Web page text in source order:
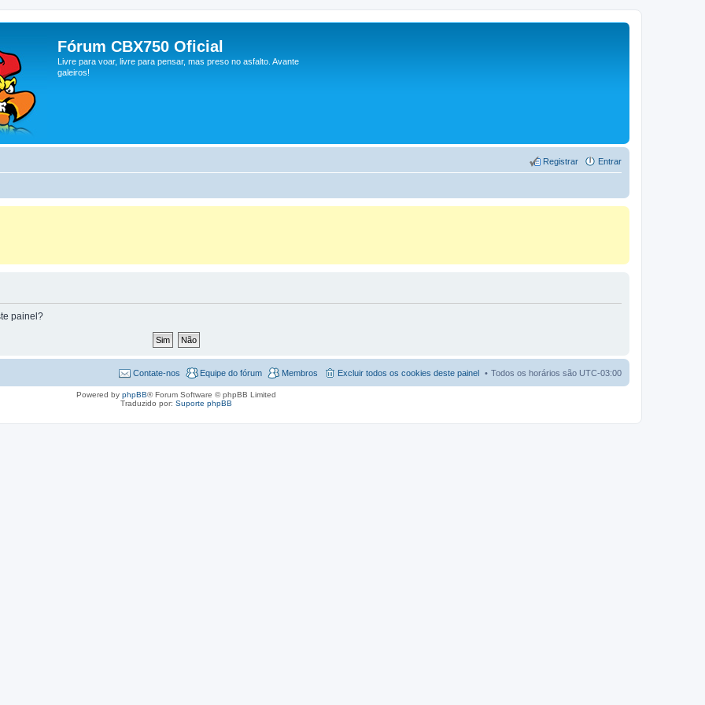
Fórum CBX750 Oficial
Livre para voar, livre para pensar, mas preso no asfalto. Avante
galeiros!
Entrar
Registrar
painel?
Todos os horários são UTC-03:00
Excluir todos os cookies deste painel
Membros
Equipe do fórum
Contate-nos
Powered by phpBB® Forum Software © phpBB Limited
Traduzido por: Suporte phpBB